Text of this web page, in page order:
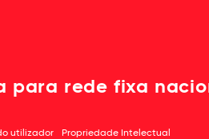
para rede fixa
utilizador
Propriedade Intelectual